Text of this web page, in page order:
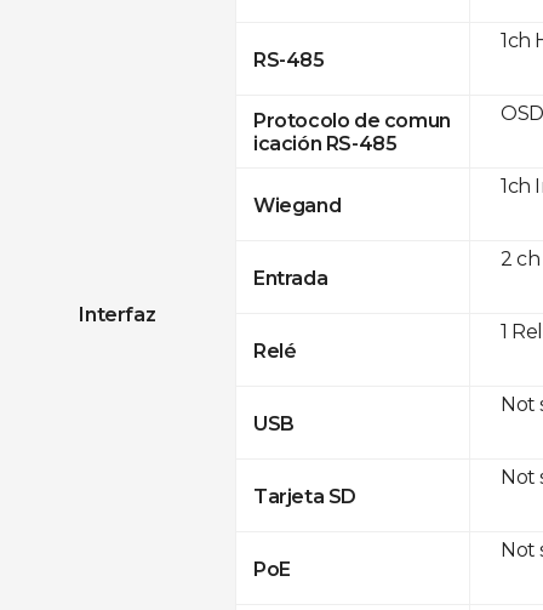
Interfaz
RS-485
Protocolo de comun
icación RS-485
Wiegand
Entrada
Relé
USB
Tarjeta SD
PoE
1ch
1ch
2
1
Not
Not
Not